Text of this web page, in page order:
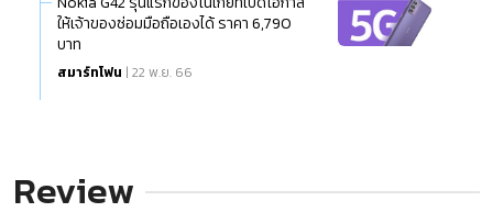
ให้เจ้าของซ่อมมือถือเองได้ ราคา 6,790
บาท
สมาร์ทโฟน | 22 พ.ย. 66
Review